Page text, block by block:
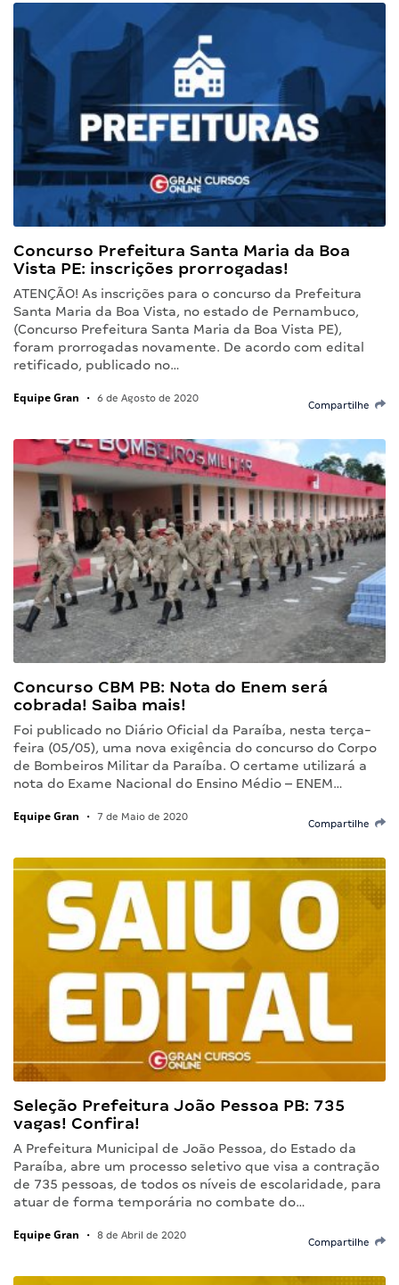
Concurso Prefeitura Santa Maria da Boa
Vista PE: inscrições prorrogadas!
ATENÇÃO! As inscrições para o concurso da Prefeitura
Santa Maria da Boa Vista, no estado de Pernambuco,
(Concurso Prefeitura Santa Maria da Boa Vista PE),
foram prorrogadas novamente. De acordo com edital
retificado, publicado no…
Equipe Gran • 6 de Agosto de 2020
Compartilhe
Concurso CBM PB: Nota do Enem será
cobrada! Saiba mais!
Foi publicado no Diário Oficial da Paraíba, nesta terça-
feira (05/05), uma nova exigência do concurso do Corpo
de Bombeiros Militar da Paraíba. O certame utilizará a
nota do Exame Nacional do Ensino Médio – ENEM…
Equipe Gran • 7 de Maio de 2020
Compartilhe
Seleção Prefeitura João Pessoa PB: 735
vagas! Confira!
A Prefeitura Municipal de João Pessoa, do Estado da
Paraíba, abre um processo seletivo que visa a contração
de 735 pessoas, de todos os níveis de escolaridade, para
atuar de forma temporária no combate do…
Equipe Gran • 8 de Abril de 2020
Compartilhe